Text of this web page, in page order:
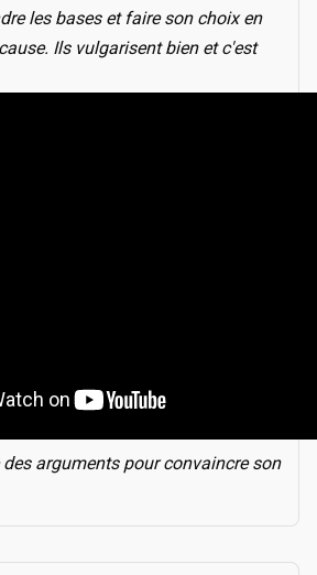
les bases et faire son choix en
Ils vulgarisent bien et c'est
arguments pour convaincre son